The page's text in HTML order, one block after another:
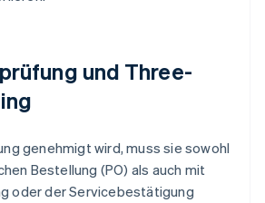
und Three-
genehmigt wird, muss sie sowohl
Bestellung (PO) als auch mit
oder der Servicebestätigung